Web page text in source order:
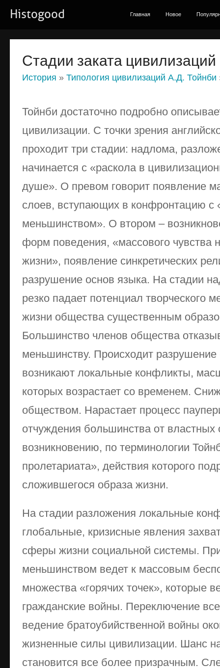
Histogood Главная Новое
Стадии заката цивилизаций
История » Типология цивилизаций А.Д. Тойнби
Тойнби достаточно подробно
цивилизации. С точки зрения
проходит три стадии: надлома,
начинается с «раскола в
душе». О превом говорит появление
слоев, вступающих в конфронтацию с
меньшинством». О втором –
форм поведения, «массового чувства
жизни», появление синкретических
разрушение основ языка. На стадии
резко падает потенциал творческого
жизни общества существенным
Большинство членов общества
меньшинству. Происходит разрушение
возникают локальные конфликты,
которых возрастает со временем.
обществом. Нарастает процесс
отчуждения большинства от властных
возникновению, по терминологии
пролетариата», действия которого
сложившегося образа жизни.
На стадии разложения локальные
глобальные, кризисные явления
сферы жизни социальной системы.
меньшинством ведет к массовым
множества «горячих точек», которые
гражданские войны. Переключение
ведение братоубийственной войны
жизненные силы цивилизации. Шанс
становится все более призрачным.